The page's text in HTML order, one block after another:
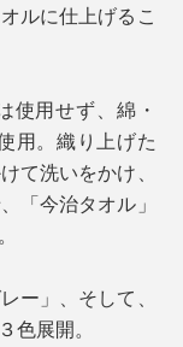
ルに仕上げるこ
使用せず、綿・
用。織り上げた
て洗いをかけ、
「今治タオル」
ー」、そして、
色展開。